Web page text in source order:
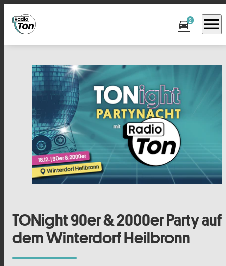
directions_car2 menu
TONight 90er & 2000er Party auf
dem Winterdorf Heilbronn